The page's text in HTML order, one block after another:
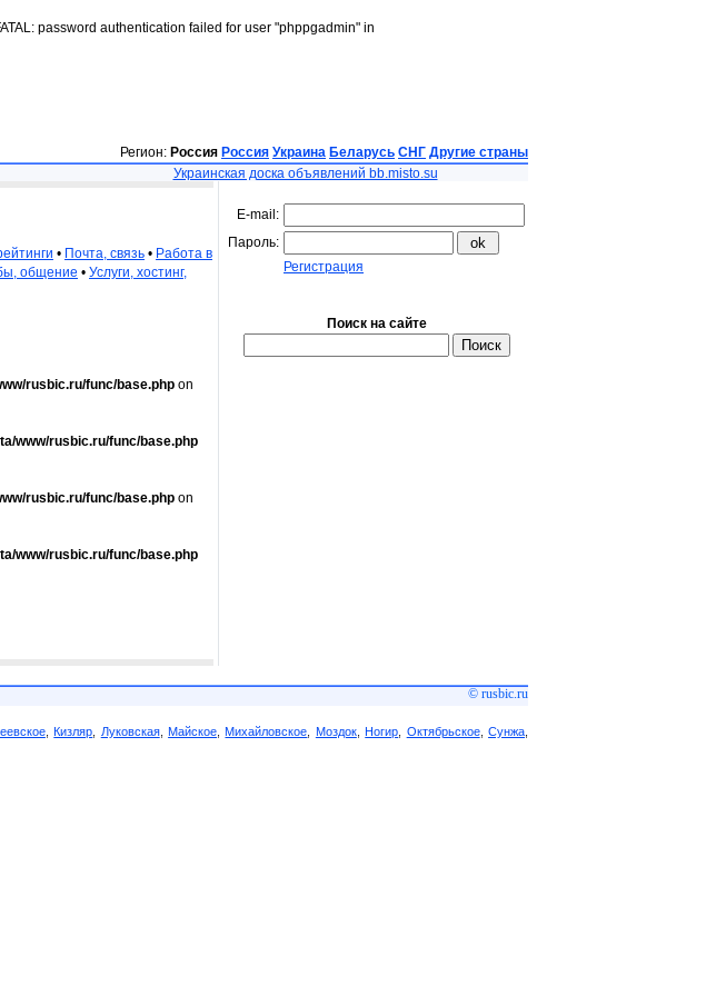
password authentication failed for user "phppgadmin" in
Регион: Россия Россия Украина Беларусь СНГ Другие страны
Украинская доска объявлений bb.misto.su
• Почта, связь • Работа в
общение • Услуги, хостинг,
rusbic.ru/func/base.php on
www/rusbic.ru/func/base.php
rusbic.ru/func/base.php on
www/rusbic.ru/func/base.php
E-mail:
Пароль:
Регистрация
Поиск на сайте
© rusbic.ru
,Кизляр Луковская,Майское ,Михайловское Моздок,Ногир Октябрьское,Сунжа